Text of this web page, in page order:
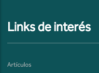
Links de interés
Artículos